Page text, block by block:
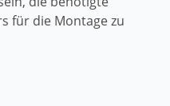
für die Montage zu